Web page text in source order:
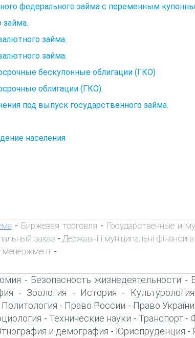
федерального займа с переменным
займа.
займа.
займа.
бескупонные облигации (ГКО)
облигации (ГКО).
под выпуск государственного займа.
населения
- Биржевая торговля - Государственные и
заказ - Державні і муніципальні фінанси в
менеджмент -
- Безопасность жизнедеятельности -
- Зоология - История - Культурология
Политология - Право России - Право України
- Технические науки - Транспорт-
и демография - Юриспруденция -